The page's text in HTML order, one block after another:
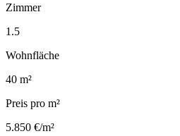
Zimmer
1.5
Wohnfläche
40 m²
Preis pro m²
5.850 €/m²